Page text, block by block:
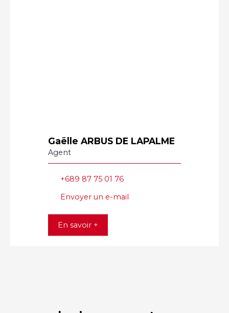
Gaëlle ARBUS DE LAPALME
Agent
+689 87 75 01 76
Envoyer un e-mail
En savoir +